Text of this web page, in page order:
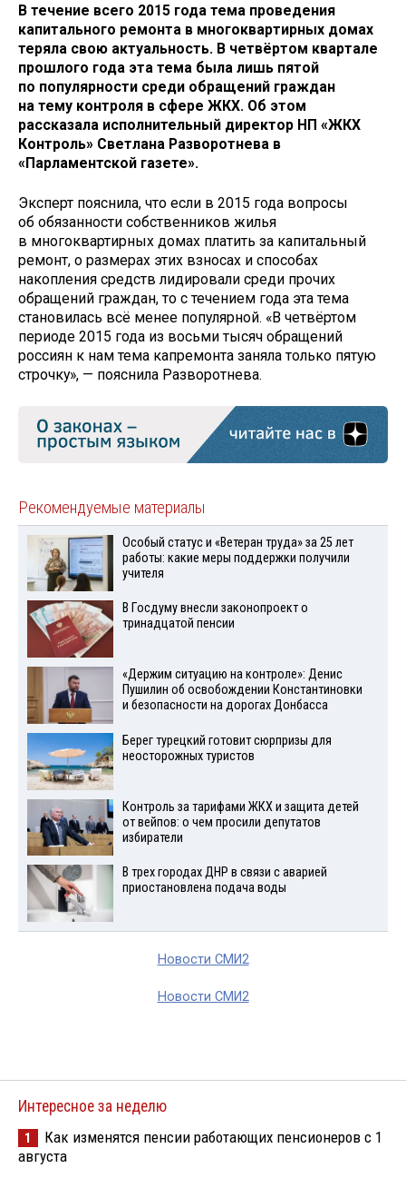
В течение всего 2015 года тема проведения
капитального ремонта в многоквартирных домах
теряла свою актуальность. В четвёртом квартале
прошлого года эта тема была лишь пятой
по популярности среди обращений граждан
на тему контроля в сфере ЖКХ. Об этом
рассказала исполнительный директор НП «ЖКХ
Контроль» Светлана Разворотнева в
«Парламентской газете».
Эксперт пояснила, что если в 2015 года вопросы
об обязанности собственников жилья
в многоквартирных домах платить за капитальный
ремонт, о размерах этих взносах и способах
накопления средств лидировали среди прочих
обращений граждан, то с течением года эта тема
становилась всё менее популярной. «В четвёртом
периоде 2015 года из восьми тысяч обращений
россиян к нам тема капремонта заняла только пятую
строчку», — пояснила Разворотнева.
Рекомендуемые материалы
Особый статус и «Ветеран труда» за 25 лет
работы: какие меры поддержки получили
учителя
В Госдуму внесли законопроект о
тринадцатой пенсии
«Держим ситуацию на контроле»: Денис
Пушилин об освобождении Константиновки
и безопасности на дорогах Донбасса
Берег турецкий готовит сюрпризы для
неосторожных туристов
Контроль за тарифами ЖКХ и защита детей
от вейпов: о чем просили депутатов
избиратели
В трех городах ДНР в связи с аварией
приостановлена подача воды
Новости СМИ2
Новости СМИ2
Интересное за неделю
1
Как изменятся пенсии работающих пенсионеров с 1
августа